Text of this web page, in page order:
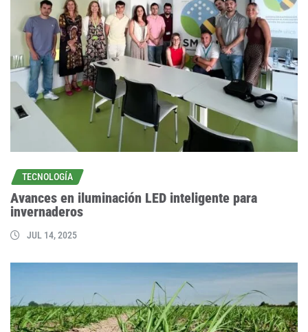
TECNOLOGÍA
Avances en iluminación LED inteligente para
invernaderos
JUL 14, 2025